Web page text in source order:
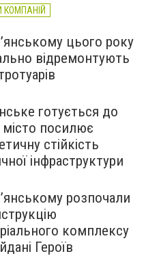
КОМПАНІЙ
цього року
відремонтують
готується до
посилює
стійкість
інфраструктури
розпочали
комплексу
Героїв